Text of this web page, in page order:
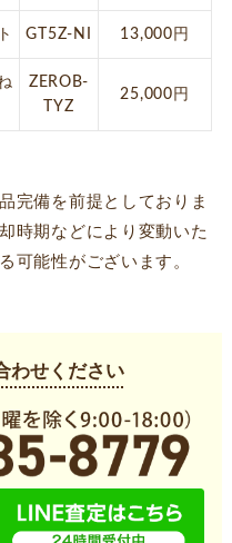
GT5Z-NI 13,000円
ZEROB-
TYZ
25,000円
完備を前提としておりま
時期などにより変動いた
可能性がございます。
わせください